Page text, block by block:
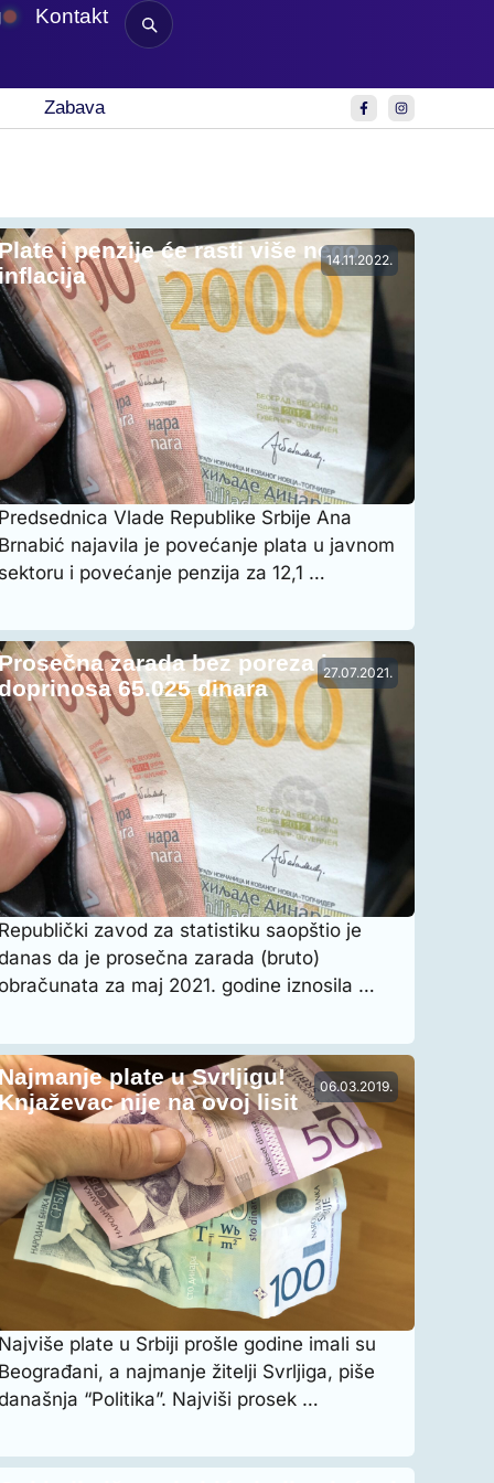
Kontakt
Zabava
14.11.2022.
i penzije će rasti više nego
Predsednica Vlade Republike Srbije Ana
Brnabić najavila je povećanje plata u javnom
sektoru i povećanje penzija za 12,1 …
27.07.2021.
zarada bez poreza i
65.025 dinara
Republički zavod za statistiku saopštio je
da je prosečna zarada (bruto)
za maj 2021. godine iznosila …
06.03.2019.
plate u Svrljigu!
nije na ovoj lisit
Najviše plate u Srbiji prošle godine imali su
Beograđani, a najmanje žitelji Svrljiga, piše
“Politika”. Najviši prosek …